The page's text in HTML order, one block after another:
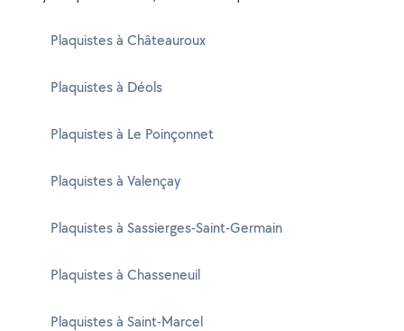
Plaquistes à Châteauroux
Plaquistes à Déols
Plaquistes à Le Poinçonnet
Plaquistes à Valençay
Plaquistes à Sassierges-Saint-Germain
Plaquistes à Chasseneuil
Plaquistes à Saint-Marcel